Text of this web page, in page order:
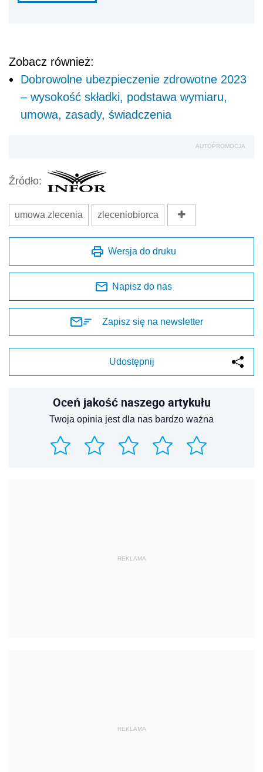
Zobacz również:
Dobrowolne ubezpieczenie zdrowotne 2023
– wysokość składki, podstawa wymiaru,
umowa, zasady, świadczenia
AUTOPROMOCJA
Źródło:
umowa zlecenia zleceniobiorca
Wersja do druku
Napisz do nas
Zapisz się na newsletter
Udostępnij
Oceń jakość naszego artykułu
Twoja opinia jest dla nas bardzo ważna
REKLAMA
REKLAMA